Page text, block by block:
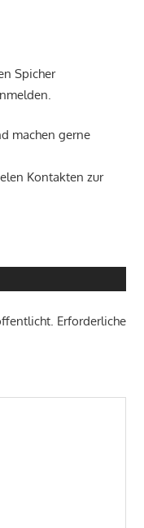
Spicher
machen gerne
Kontakten zur
Erforderliche